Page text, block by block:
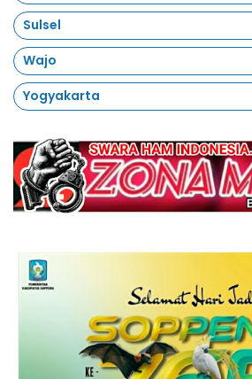
Sulsel
Wajo
Yogyakarta